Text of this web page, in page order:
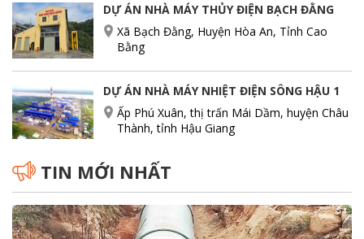
DỰ ÁN NHÀ MÁY THỦY ĐIỆN BẠCH ĐẰNG
Xã Bạch Đằng, Huyện Hòa An, Tỉnh Cao
Bằng
DỰ ÁN NHÀ MÁY NHIỆT ĐIỆN SÔNG HẬU 1
Ấp Phú Xuân, thị trấn Mái Dầm, huyện Châu
Thành, tỉnh Hậu Giang
TIN MỚI NHẤT